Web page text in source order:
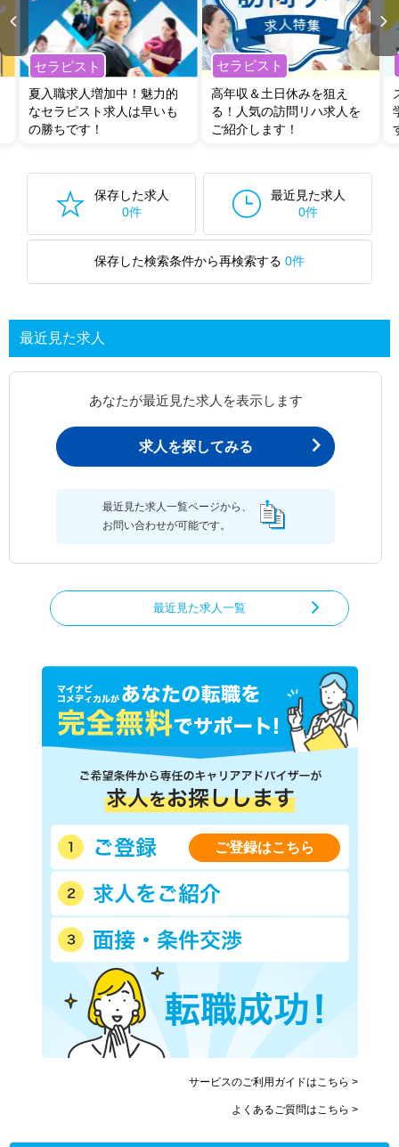
セラピスト
夏入職求人増加中！魅力的
なセラピスト求人は早いも
の勝ちです！
セラピスト
高年収＆土日休みを狙え
る！人気の訪問リハ求人を
ご紹介します！
保存した求人
0件
最近見た求人
0件
保存した検索条件から再検索する 0件
最近見た求人
あなたが最近見た求人を表示します
求人を探してみる
最近見た求人一覧ページから、
お問い合わせが可能です。
最近見た求人一覧
ご登録はこちら
サービスのご利用ガイドはこちら >
よくあるご質問はこちら >